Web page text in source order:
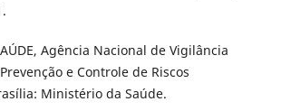
Agência Nacional de Vigilância
e Controle de Riscos
Ministério da Saúde.